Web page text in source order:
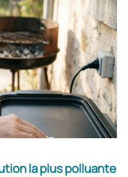
la plus polluante